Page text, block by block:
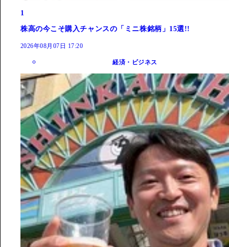
1
株高の今こそ購入チャンスの「ミニ株銘柄」15選!!
2026年08月07日 17:20
経済・ビジネス